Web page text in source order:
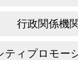
行政関係機
ティプロモー